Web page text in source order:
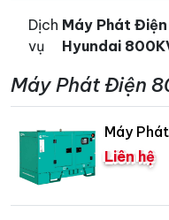
Dịch
vụ
Máy Phát Điện
Hyundai
Máy Phát Điện
Máy
Liên hệ